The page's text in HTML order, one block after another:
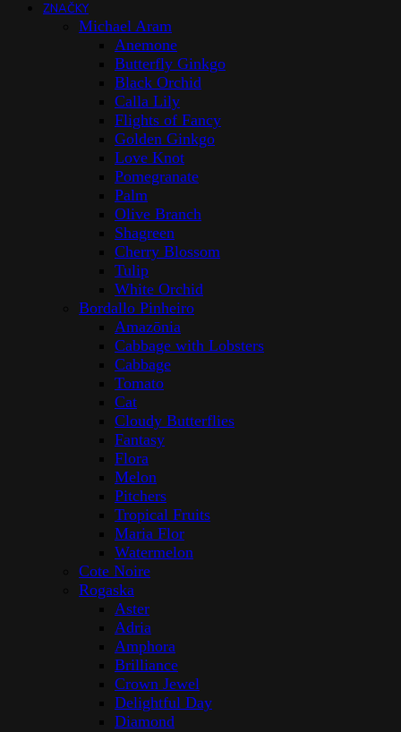
ZNAČKY
Michael Aram
Anemone
Butterfly Ginkgo
Black Orchid
Calla Lily
Flights of Fancy
Golden Ginkgo
Love Knot
Pomegranate
Palm
Olive Branch
Shagreen
Cherry Blossom
Tulip
White Orchid
Bordallo Pinheiro
Amazōnia
Cabbage with Lobsters
Cabbage
Tomato
Cat
Cloudy Butterflies
Fantasy
Flora
Melon
Pitchers
Tropical Fruits
Maria Flor
Watermelon
Cote Noire
Rogaska
Aster
Adria
Amphora
Brilliance
Crown Jewel
Delightful Day
Diamond